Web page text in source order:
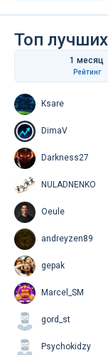
Топ
1 месяц
Рейтинг
Ksare
DimaV
Darkness27
NULADNENKO
Oeule
andreyzen89
gepak
Marcel_SM
gord_st
Psychokidzy